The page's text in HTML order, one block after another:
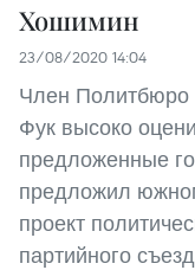
Хошимин
23/08/2020 14:04
Член Политбюро
Фук высоко
предложенные
предложил
проект
партийного